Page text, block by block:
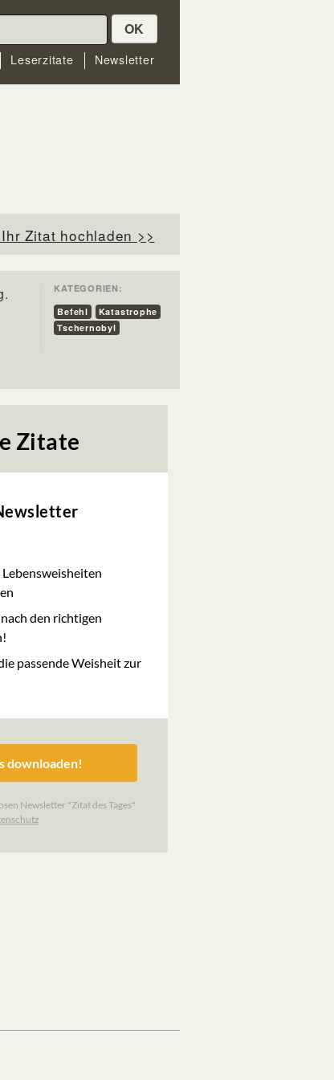
OK
Leserzitate Newsletter
Zitat hochladen >>
KATEGORIEN:
Befehl
Katastrophe
Tschernobyl